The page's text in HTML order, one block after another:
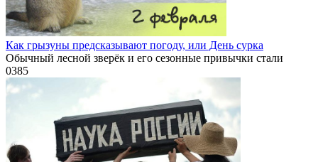
Как грызуны предсказывают погоду, или День сурка
Обычный лесной зверёк и его сезонные привычки стали
0385